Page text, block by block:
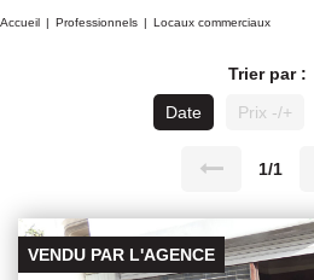
Accueil Professionnels Locaux commerciaux
Trier par :
Date
Prix -/+
1/1
VENDU PAR L'AGENCE